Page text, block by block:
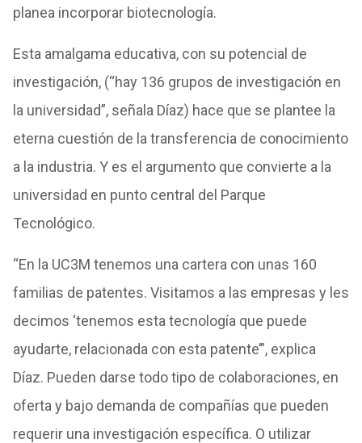
planea incorporar biotecnología.
Esta amalgama educativa, con su potencial de
investigación, (“hay 136 grupos de investigación en
la universidad”, señala Díaz) hace que se plantee la
eterna cuestión de la transferencia de conocimiento
a la industria. Y es el argumento que convierte a la
universidad en punto central del Parque
Tecnológico.
“En la UC3M tenemos una cartera con unas 160
familias de patentes. Visitamos a las empresas y les
decimos ‘tenemos esta tecnología que puede
ayudarte, relacionada con esta patente’”, explica
Díaz. Pueden darse todo tipo de colaboraciones, en
oferta y bajo demanda de compañías que pueden
requerir una investigación específica. O utilizar